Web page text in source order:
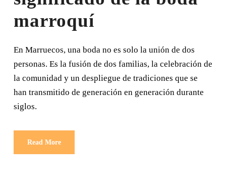
marroquí
En Marruecos, una boda no es solo la unión de dos
personas. Es la fusión de dos familias, la celebración de
la comunidad y un despliegue de tradiciones que se
han transmitido de generación en generación durante
siglos.
Read More